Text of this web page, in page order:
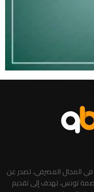
المجال المصرفي، تصدر عن
تونس، تهدف إلى تقديم